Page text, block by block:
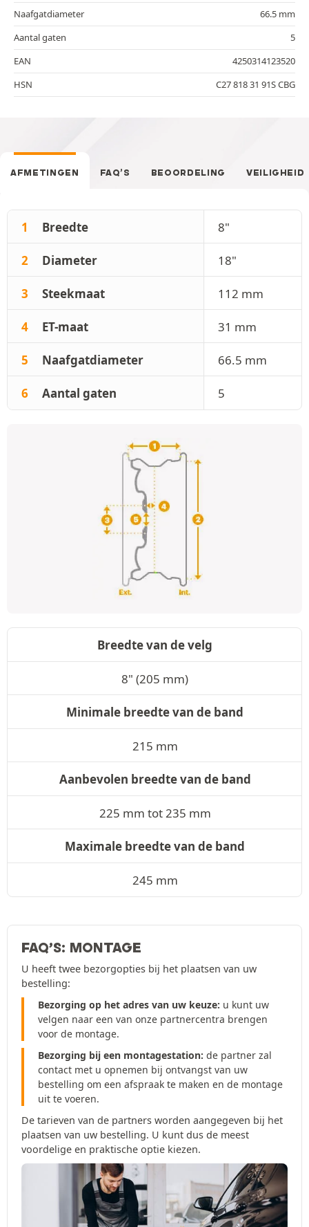
Naafgatdiameter
66.5 mm
Aantal gaten
5
EAN
4250314123520
HSN
C27 818 31 91S CBG
AFMETINGEN FAQ’S BEOORDELING VEILIGHEID
1 Breedte 8"
2 Diameter 18"
3 Steekmaat 112 mm
4 ET-maat 31 mm
5 Naafgatdiameter 66.5 mm
6 Aantal gaten 5
Breedte van de velg
8" (205 mm)
Minimale breedte van de band
215 mm
Aanbevolen breedte van de band
225 mm tot 235 mm
Maximale breedte van de band
245 mm
FAQ’S: MONTAGE
U heeft twee bezorgopties bij het plaatsen van uw
bestelling:
Bezorging op het adres van uw keuze: u kunt uw
velgen naar een van onze partnercentra brengen
voor de montage.
Bezorging bij een montagestation: de partner zal
contact met u opnemen bij ontvangst van uw
bestelling om een afspraak te maken en de montage
uit te voeren.
De tarieven van de partners worden aangegeven bij het
plaatsen van uw bestelling. U kunt dus de meest
voordelige en praktische optie kiezen.